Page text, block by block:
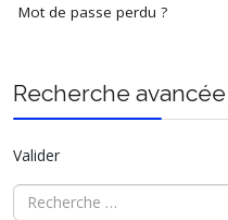
Mot de passe perdu ?
Recherche avancée
Valider